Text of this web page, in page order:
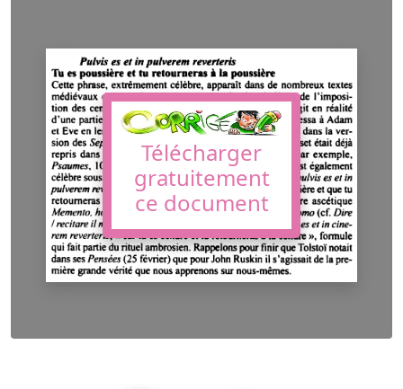
Télécharger
gratuitement
ce document